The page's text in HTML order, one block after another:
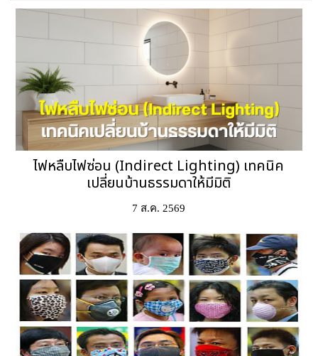
ไฟหลืบไฟซ่อน (Indirect Lighting) เทคนิค
เปลี่ยนบ้านธรรมดาให้มีมิติ
7 ส.ค. 2569